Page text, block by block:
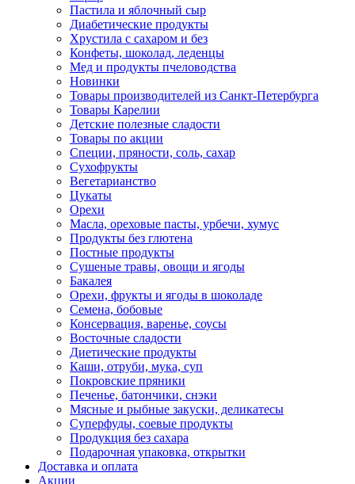
Пастила и яблочный сыр
Диабетические продукты
Хрустила с сахаром и без
Конфеты, шоколад, леденцы
Мед и продукты пчеловодства
Новинки
Товары производителей из Санкт-Петербурга
Товары Карелии
Детские полезные сладости
Товары по акции
Специи, пряности, соль, сахар
Сухофрукты
Вегетарианство
Цукаты
Орехи
Масла, ореховые пасты, урбечи, хумус
Продукты без глютена
Постные продукты
Сушеные травы, овощи и ягоды
Бакалея
Орехи, фрукты и ягоды в шоколаде
Семена, бобовые
Консервация, варенье, соусы
Восточные сладости
Диетические продукты
Каши, отруби, мука, суп
Покровские пряники
Печенье, батончики, снэки
Мясные и рыбные закуски, деликатесы
Суперфуды, соевые продукты
Продукция без сахара
Подарочная упаковка, открытки
Доставка и оплата
Акции